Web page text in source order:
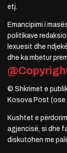
etj.
Emancipimi i
politikave
lexuesit dhe
dhe ka mbetur
© Shkrimet e
Kosova Post (ose
Kushtet e
agjencisë, si dhe
diskutohen me